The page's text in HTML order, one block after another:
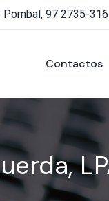
Pombal, 97 2735-
Contactos